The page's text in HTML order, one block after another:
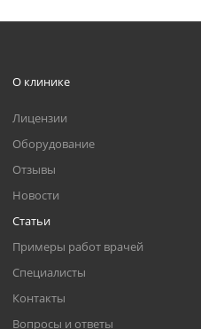
О клинике
Лицензии
Оборудование
Отзывы
Новости
Статьи
Примеры работ врачей
Специалисты
Контакты
Вопросы и ответы